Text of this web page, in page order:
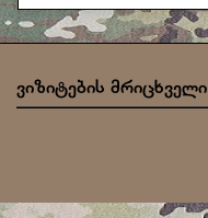
ვიზიტების მრიცხველი